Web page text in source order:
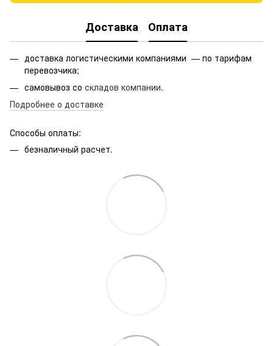
Доставка Оплата
доставка логистическими компаниями — по тарифам
перевозчика;
самовывоз со складов компании.
Подробнее о доставке
Способы оплаты:
безналичный расчет.